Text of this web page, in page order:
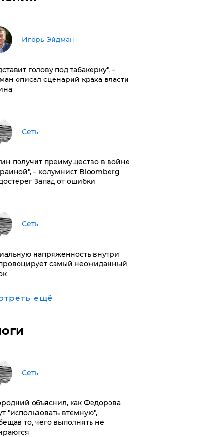
Игорь Эйдман
голову под табакерку", –
описал сценарий краха власти
Сеть
получит преимущество в войне
– колумнист Bloomberg
Запад от ошибки
Сеть
напряженность внутри
самый неожиданный
ещё
Сеть
объяснил, как Федорова
"использовать втемную",
то, чего выполнять не